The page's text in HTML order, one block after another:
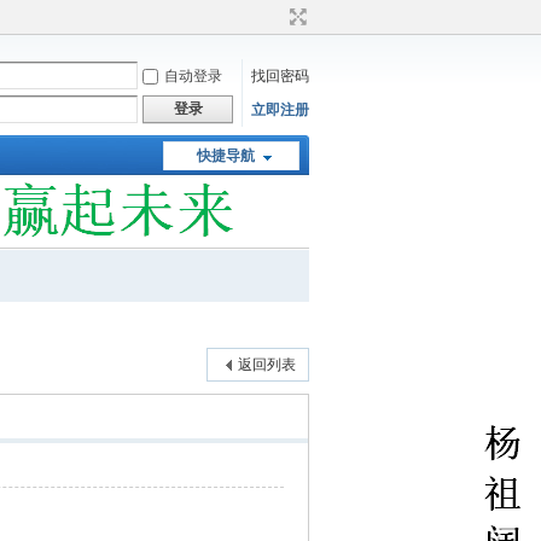
自动登录
找回密码
登录 立即注册
快捷导航
返回列表